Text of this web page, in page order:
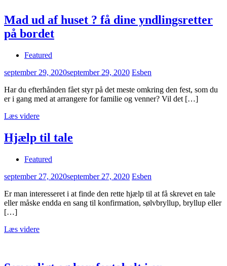
Mad ud af huset ? få dine yndlingsretter
på bordet
Featured
september 29, 2020september 29, 2020 Esben
Har du efterhånden fået styr på det meste omkring den fest, som du
er i gang med at arrangere for familie og venner? Vil det […]
Læs videre
Hjælp til tale
Featured
september 27, 2020september 27, 2020 Esben
Er man interesseret i at finde den rette hjælp til at få skrevet en tale
eller måske endda en sang til konfirmation, sølvbryllup, bryllup eller
[…]
Læs videre